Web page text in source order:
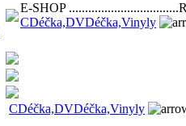
E-SHOP
CDéčka,DVDéčka,Vinyly
CDéčka,DVDéčka,Vinyly